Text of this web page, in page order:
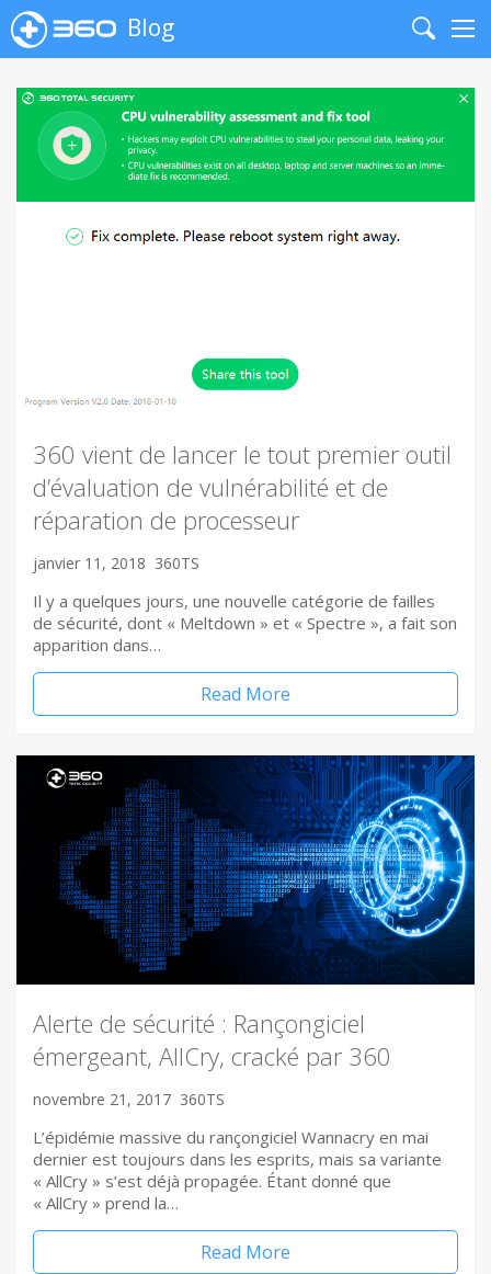
Blog
Search
360 vient de lancer le tout premier outil
d’évaluation de vulnérabilité et de
réparation de processeur
janvier 11, 2018 360TS
Il y a quelques jours, une nouvelle catégorie de failles
de sécurité, dont « Meltdown » et « Spectre », a fait son
apparition dans…
Read More
Alerte de sécurité : Rançongiciel
émergeant, AllCry, cracké par 360
novembre 21, 2017 360TS
L’épidémie massive du rançongiciel Wannacry en mai
dernier est toujours dans les esprits, mais sa variante
« AllCry » s’est déjà propagée. Étant donné que
« AllCry » prend la…
Read More